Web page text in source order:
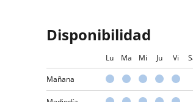
Disponibilidad
Lu Ma Mi Ju Vi
Mañana